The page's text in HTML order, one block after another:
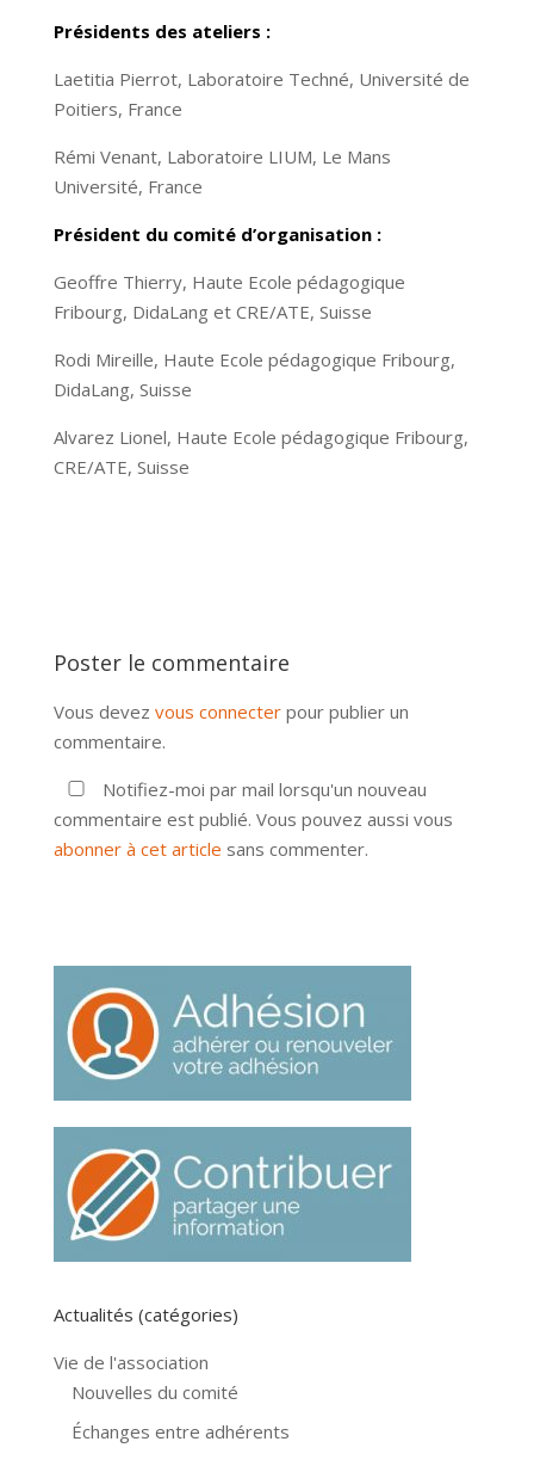
Présidents des ateliers :
Laetitia Pierrot, Laboratoire Techné, Université de
Poitiers, France
Rémi Venant, Laboratoire LIUM, Le Mans
Université, France
Président du comité d’organisation :
Geoffre Thierry, Haute Ecole pédagogique
Fribourg, DidaLang et CRE/ATE, Suisse
Rodi Mireille, Haute Ecole pédagogique Fribourg,
DidaLang, Suisse
Alvarez Lionel, Haute Ecole pédagogique Fribourg,
CRE/ATE, Suisse
Poster le commentaire
Vous devez vous connecterpour publier un
commentaire.
Notifiez-moi par mail lorsqu'un nouveau
commentaire est publié. Vous pouvez aussi vous
abonner à cet article sans commenter.
Actualités (catégories)
Vie de l'association
Nouvelles du comité
Échanges entre adhérents